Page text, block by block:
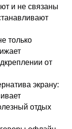
и не связаны
только
от
экрану:
отдых